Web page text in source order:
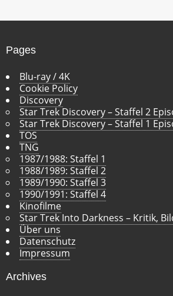
v
Pages
Blu-ray / 4K
Cookie Policy
Discovery
Star Trek Discovery – Staffel 2
Star Trek Discovery – Staffel 1
TOS
TNG
1987/1988: Staffel 1
1988/1989: Staffel 2
1989/1990: Staffel 3
1990/1991: Staffel 4
Kinofilme
Star Trek Into Darkness – Kritik,
Über uns
Datenschutz
Impressum
Archives